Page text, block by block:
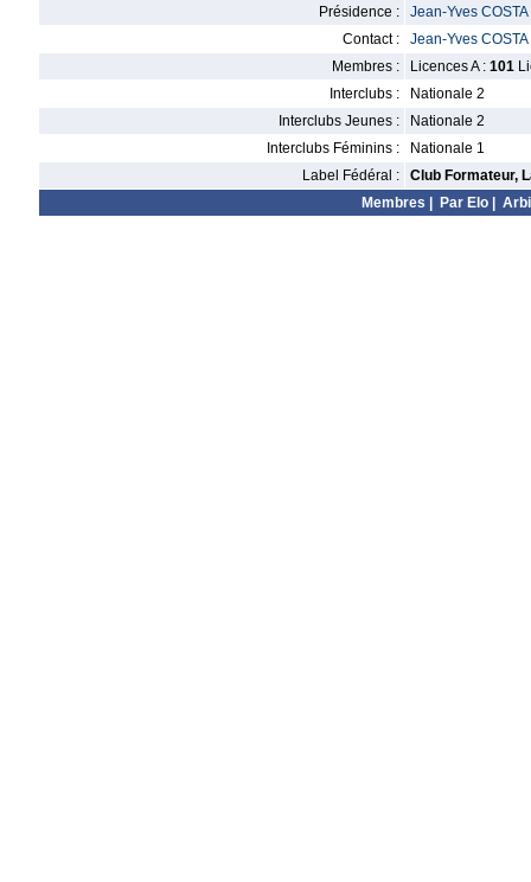
Présidence :
Jean-Yves COSTA
Contact :
Jean-Yves COSTA
Membres :
Licences A : 101
Interclubs :
Nationale 2
Interclubs Jeunes :
Nationale 2
Interclubs Féminins :
Nationale 1
Label Fédéral :
Club Formateur,
Membres
Par Elo